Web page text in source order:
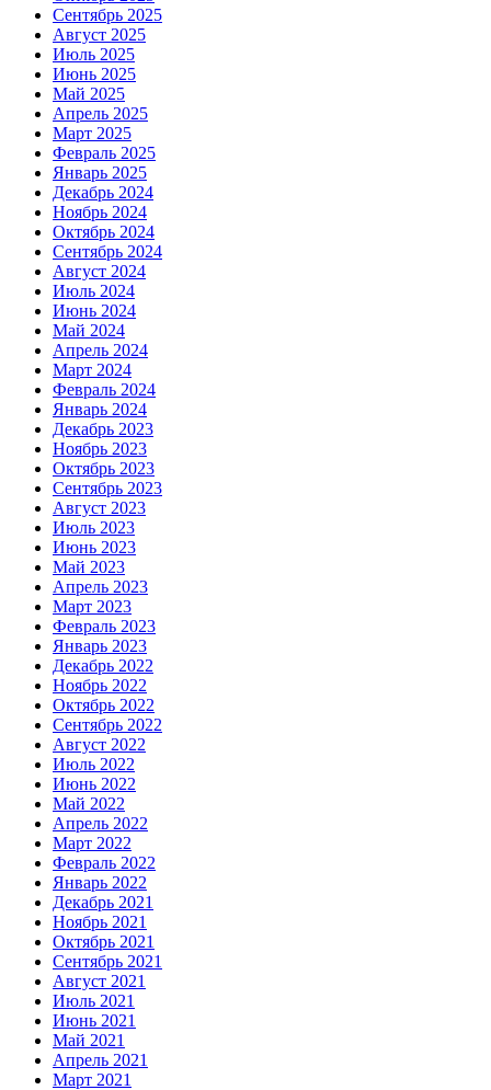
Сентябрь 2025
Август 2025
Июль 2025
Июнь 2025
Май 2025
Апрель 2025
Март 2025
Февраль 2025
Январь 2025
Декабрь 2024
Ноябрь 2024
Октябрь 2024
Сентябрь 2024
Август 2024
Июль 2024
Июнь 2024
Май 2024
Апрель 2024
Март 2024
Февраль 2024
Январь 2024
Декабрь 2023
Ноябрь 2023
Октябрь 2023
Сентябрь 2023
Август 2023
Июль 2023
Июнь 2023
Май 2023
Апрель 2023
Март 2023
Февраль 2023
Январь 2023
Декабрь 2022
Ноябрь 2022
Октябрь 2022
Сентябрь 2022
Август 2022
Июль 2022
Июнь 2022
Май 2022
Апрель 2022
Март 2022
Февраль 2022
Январь 2022
Декабрь 2021
Ноябрь 2021
Октябрь 2021
Сентябрь 2021
Август 2021
Июль 2021
Июнь 2021
Май 2021
Апрель 2021
Март 2021